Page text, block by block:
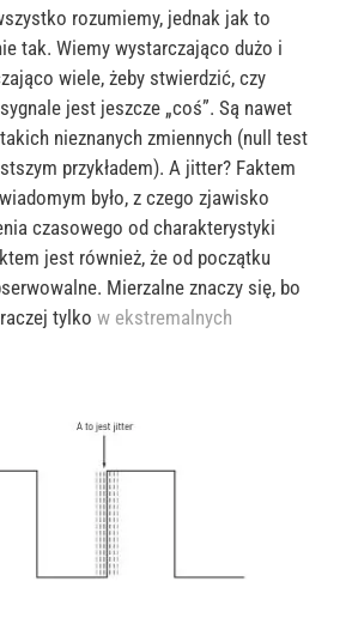
rozumiemy, jednak jak to
tak. Wiemy wystarczająco dużo i
wiele, żeby stwierdzić, czy
jest jeszcze „coś”. Są nawet
nieznanych zmiennych (null test
przykładem). A jitter? Faktem
było, z czego zjawisko
czasowego od charakterystyki
jest również, że od początku
Mierzalne znaczy się, bo
tylko w ekstremalnych